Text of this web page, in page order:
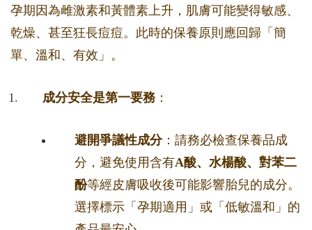
孕期因為雌激素和黃體素上升，肌膚可能變得敏感、
乾燥、甚至狂長痘痘。此時的保養原則應回歸「簡
單、溫和、有效」。
成分安全是第一要務：
避開爭議性成分：請務必檢查保養品成
分，避免使用含有A酸、水楊酸、對苯二
酚等經皮膚吸收後可能影響胎兒的成分。
選擇標示「孕期適用」或「低敏溫和」的